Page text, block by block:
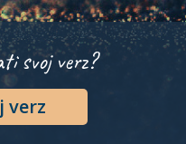
svoj verz?
verz